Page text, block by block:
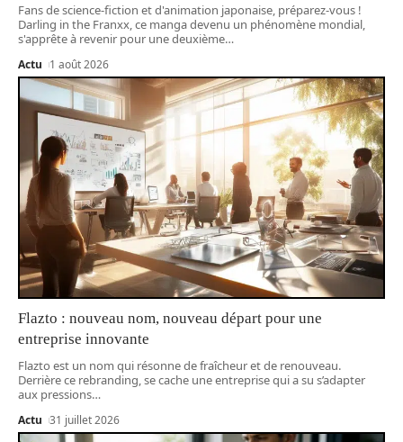
Fans de science-fiction et d'animation japonaise, préparez-vous !
Darling in the Franxx, ce manga devenu un phénomène mondial,
s'apprête à revenir pour une deuxième…
Actu 1 août 2026
Flazto : nouveau nom, nouveau départ pour une
entreprise innovante
Flazto est un nom qui résonne de fraîcheur et de renouveau.
Derrière ce rebranding, se cache une entreprise qui a su s’adapter
aux pressions…
Actu 31 juillet 2026